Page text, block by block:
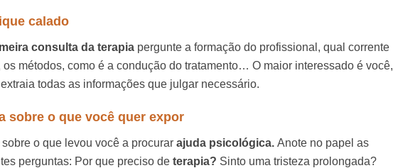
calado
consulta da terapia pergunte a formação do profissional, qual corrente
os métodos, como é a condução do tratamento… O maior interessado é você,
todas as informações que julgar necessário.
sobre o que você quer expor
sobre o que levou você a procurar ajuda psicológica. Anote no papel as
perguntas: Por que preciso de terapia? Sinto uma tristeza prolongada?